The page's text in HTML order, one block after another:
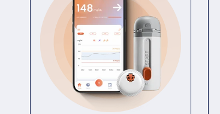
e
c